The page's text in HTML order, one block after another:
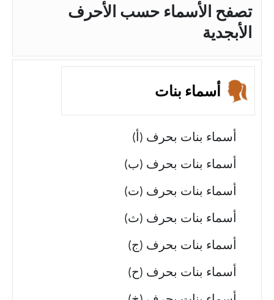
تصفح الأسماء حسب الأحرف
الأبجدية
أسماء بنات
أسماء بنات بحرف (أ)
أسماء بنات بحرف (ب)
أسماء بنات بحرف (ت)
أسماء بنات بحرف (ث)
أسماء بنات بحرف (ج)
أسماء بنات بحرف (ح)